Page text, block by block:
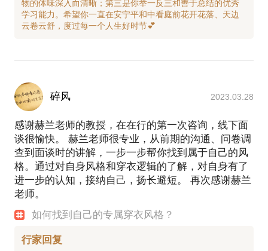
物的体味深入而清晰；第三是你举一反三和善于总结的优秀
学习能力。希望你一直在安宁平和中看庭前花开花落、天边
碎风 2023.03.28
感谢赫兰老师的教授，在在行的第一次咨询，线下面
谈很愉快。 赫兰老师很专业，从前期的沟通、问卷调
查到面谈时的讲解，一步一步帮你找到属于自己的风
格。通过对自身风格和穿衣逻辑的了解，对自身有了
进一步的认知，接纳自己，扬长避短。 再次感谢赫兰
老师。
如何找到自己的专属穿衣风格？
行家回复